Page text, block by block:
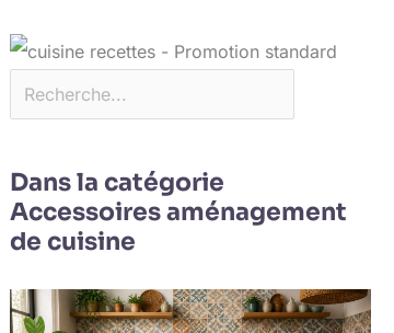
Dans la catégorie
Accessoires aménagement
de cuisine